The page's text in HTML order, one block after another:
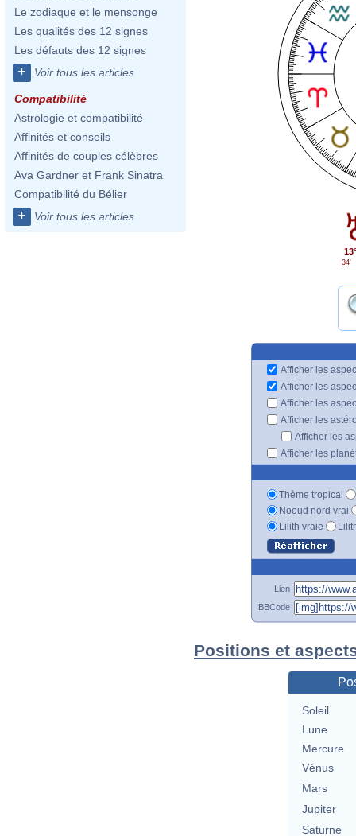
Le zodiaque et le mensonge
Les qualités des 12 signes
Les défauts des 12 signes
+ Voir tous les articles
Compatibilité
Astrologie et compatibilité
Affinités et conseils
Affinités de couples célèbres
Ava Gardner et Frank Sinatra
Compatibilité du Bélier
+ Voir tous les articles
13°
34'
Afficher les
Afficher les
Afficher les
Afficher les
Afficher les
Afficher les
Thème tropical
Noeud nord vrai
Lilith vraie
Lien
BBCode
Positions et
Soleil
Lune
Mercure
Vénus
Mars
Jupiter
Saturne